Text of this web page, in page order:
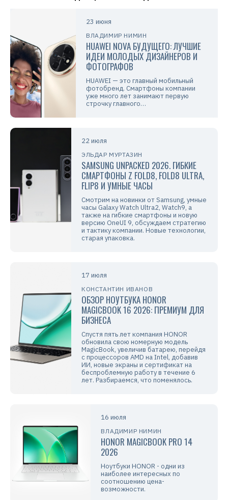
23 июня
ВЛАДИМИР НИМИН
HUAWEI NOVA БУДУЩЕГО: ЛУЧШИЕ
ИДЕИ МОЛОДЫХ ДИЗАЙНЕРОВ И
ФОТОГРАФОВ
HUAWEI — это главный мобильный
фотобренд. Смартфоны компании
уже много лет занимают первую
строчку главного…
22 июля
ЭЛЬДАР МУРТАЗИН
SAMSUNG UNPACKED 2026. ГИБКИЕ
СМАРТФОНЫ Z FOLD8, FOLD8 ULTRA,
FLIP8 И УМНЫЕ ЧАСЫ
Смотрим на новинки от Samsung, умные
часы Galaxy Watch Ultra2, Watch9, а
также на гибкие смартфоны и новую
версию OneUI 9, обсуждаем стратегию
и тактику компании. Новые технологии,
старая упаковка.
17 июля
КОНСТАНТИН ИВАНОВ
ОБЗОР НОУТБУКА HONOR
MAGICBOOK 16 2026: ПРЕМИУМ ДЛЯ
БИЗНЕСА
Спустя пять лет компания HONOR
обновила свою номерную модель
MagicBook, увеличив батарею, перейдя
с процессоров AMD на Intel, добавив
ИИ, новые экраны и сертификат на
беспроблемную работу в течение 6
лет. Разбираемся, что поменялось.
16 июля
ВЛАДИМИР НИМИН
HONOR MAGICBOOK PRO 14
2026
Ноутбуки HONOR - одни из
наиболее интересных по
соотношению цена-
возможности.